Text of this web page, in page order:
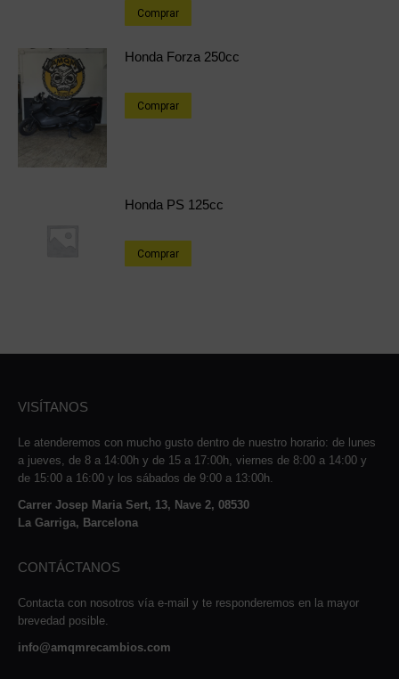
Comprar
Honda Forza 250cc
Comprar
Honda PS 125cc
Comprar
VISÍTANOS
Le atenderemos con mucho gusto dentro de nuestro horario: de lunes
a jueves, de 8 a 14:00h y de 15 a 17:00h, viernes de 8:00 a 14:00 y
de 15:00 a 16:00 y los sábados de 9:00 a 13:00h.
Carrer Josep Maria Sert, 13, Nave 2, 08530
La Garriga, Barcelona
CONTÁCTANOS
Contacta con nosotros vía e-mail y te responderemos en la mayor
brevedad posible.
info@amqmrecambios.com